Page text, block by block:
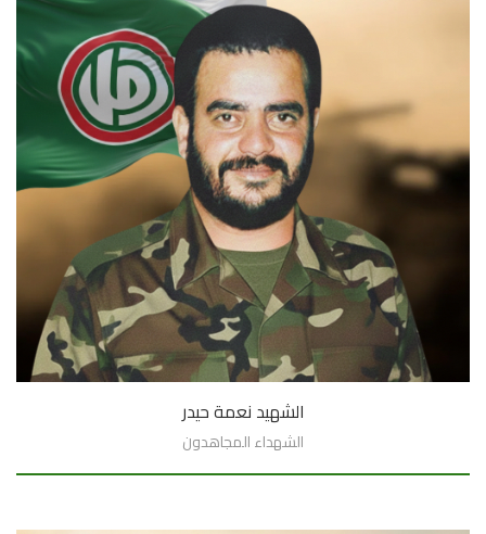
الشهيد نعمة حيدر
الشهداء المجاهدون